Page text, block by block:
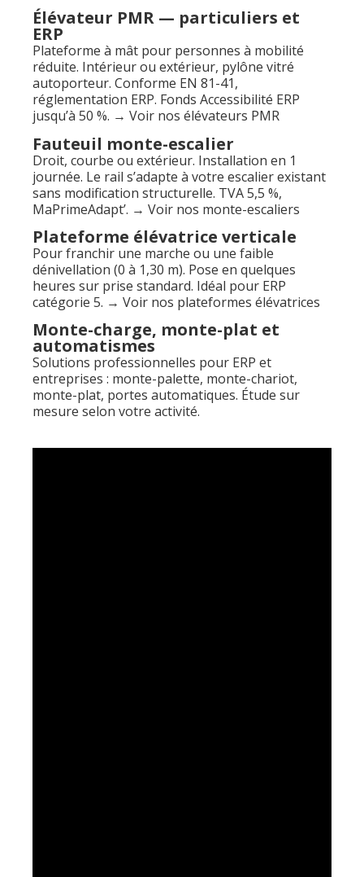
Élévateur PMR — particuliers et
ERP
Plateforme à mât pour personnes à mobilité
réduite. Intérieur ou extérieur, pylône vitré
autoporteur. Conforme EN 81-41,
réglementation ERP. Fonds Accessibilité ERP
jusqu’à 50 %. → Voir nos élévateurs PMR
Fauteuil monte-escalier
Droit, courbe ou extérieur. Installation en 1
journée. Le rail s’adapte à votre escalier existant
sans modification structurelle. TVA 5,5 %,
MaPrimeAdapt’. → Voir nos monte-escaliers
Plateforme élévatrice verticale
Pour franchir une marche ou une faible
dénivellation (0 à 1,30 m). Pose en quelques
heures sur prise standard. Idéal pour ERP
catégorie 5. → Voir nos plateformes élévatrices
Monte-charge, monte-plat et
automatismes
Solutions professionnelles pour ERP et
entreprises : monte-palette, monte-chariot,
monte-plat, portes automatiques. Étude sur
mesure selon votre activité.